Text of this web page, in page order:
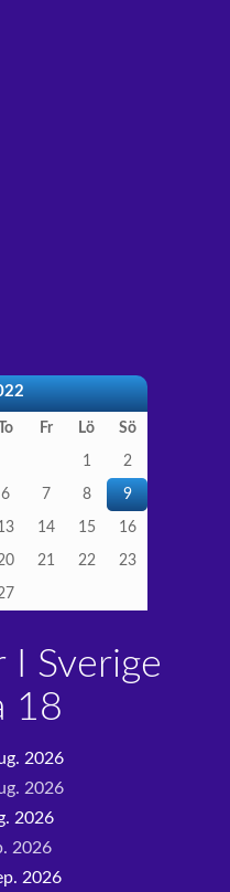
To Fr Lö Sö
1 2
6 7 8 9
14 15 16
21 22 23
I Sverige
18
2026
2026
2026
2026
2026